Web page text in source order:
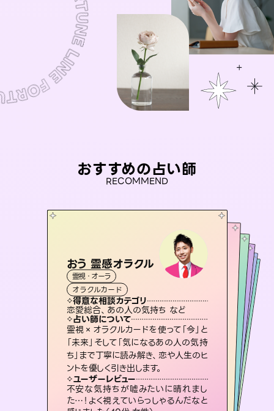
おすすめの占い師
RECOMMEND
おう 霊感オラクル
霊視・オーラ
オラクルカード
得意な相談カテゴリ
恋愛総合、あの人の気持ち など
占い師について
霊視×オラクルカードを使って「今」と
「未来」そして「気になるあの人の気持
ち」まで丁寧に読み解き、恋や人生のヒ
ントを優しく引き出します。
ユーザーレビュー
不安な気持ちが嘘みたいに晴れまし
た…！よく視えていらっしゃるんだなと
桃源珠羽（とうげんみう
霊視・オーラ
スピリチュアル・リーディング
得意な相談カテゴリ
片想い、あの人の気持ち、復縁 など
占い師について
恋愛のお悩みの中でも特に「曖昧な関
係」の相談を得意としており、友達以上
恋人未満なお相手との今後や本音を丁
寧に読み解き恋愛成就へと導きます。
ユーザーレビュー
鑑定していただいてアドバイス通りに行
動すると仲が復活してきました。ありが
とうございました（40代 女性）
セラピスト理恵
霊視・オーラ
スピリチュアル・リーディング
得意な相談カテゴリ
片想い、二人の未来、年の差 など
占い師について
連絡再開、復縁、成就などの報告実績
多数。セラピストとして2万超の施術経
験があるからこそできる鑑定で、より良
い未来をサポートします。
ユーザーレビュー
とても心温まる鑑定でした。しかもこち
らは何も言っていないのに視えていらっ
しゃるんだなと驚きです（30代女性）
アイリス -iris-
西洋占星術
ルーン
得意な相談カテゴリ
恋愛総合、片想い、二人の未来 など
占い師について
復縁、恋愛、不倫の行方、同性愛や片思い、仕事関係や借金問題まで知りたいことや心の負担になっていることを紐解き、背中をそっと押して導きます。
ユーザーレビュー
安心感のあり、言い切ってくれる所や濁
さない鑑定のおかげで、毎回自分の気
持ちを整えられます（30代 男性）
未来視師＊花
スピリチュアル・リーディング
得意な相談カテゴリ
出逢い、片想い、復縁 など
占い師について
未来には何パターンもの選択肢があり
ます。不安で視えにくくなっているあな
たの素敵な未来を見つけ、その未来を
選択できるようアドバイスします。
ユーザーレビュー
職場の人の性質や人間関係、本心など
本当によく視えていてびっくり。対策が
打てて前向きになれます（40代）
霊視・オーラ
スピリチュアル・リーディング
得意な相談カテゴリ
片想い、あの人の気持ち、復縁 など
占い師について
3,700年以上の歴史を持つ東洋最古の
占術「易占」で詳細まで占い、幸せへ向
かう道筋を示します。厳しい結果にも具
体的な対策をお伝えします。
ユーザーレビュー
複雑な背景もしっかり聞いて鑑定して
いただけました。気持ちが楽になりまし
た（50代 女性）